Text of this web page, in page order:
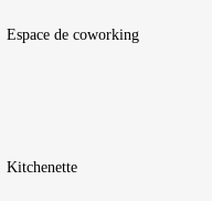
Espace de coworking
Kitchenette